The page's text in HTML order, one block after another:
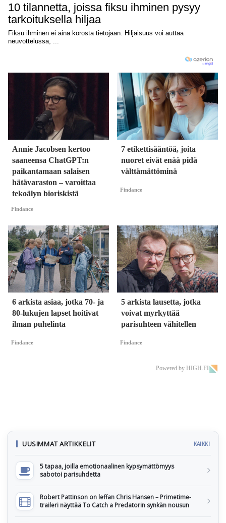
Annie Jacobsen kertoo
saaneensa ChatGPT:n
paikantamaan salaisen
hätävaraston – varoittaa
tekoälyn bioriskistä
Findance
7 etikettisääntöä, joita
nuoret eivät enää pidä
välttämättöminä
Findance
6 arkista asiaa, jotka 70- ja
80-lukujen lapset hoitivat
ilman puhelinta
Findance
5 arkista lausetta, jotka
voivat myrkyttää
parisuhteen vähitellen
Findance
Powered by HIGH.FI
UUSIMMAT ARTIKKELIT KAIKKI
5 tapaa, joilla emotionaalinen kypsymättömyys
sabotoi parisuhdetta
Robert Pattinson on leffan Chris Hansen – Primetime-
traileri näyttää To Catch a Predatorin synkän nousun